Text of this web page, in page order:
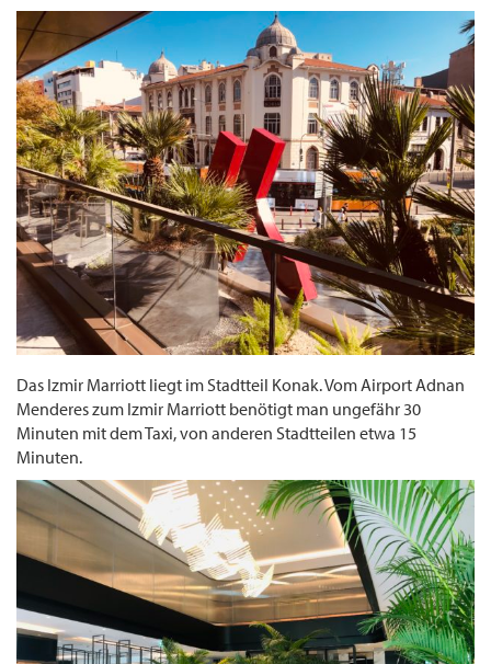
Das Izmir Marriott liegt im Stadtteil Konak. Vom Airport Adnan
Menderes zum Izmir Marriott benötigt man ungefähr 30
Minuten mit dem Taxi, von anderen Stadtteilen etwa 15
Minuten.